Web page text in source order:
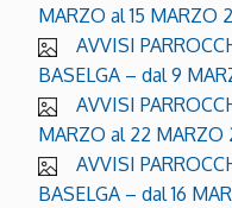
MARZO al 15 MARZO
AVVISI
BASELGA – dal 9
AVVISI
MARZO al 22 MARZO
AVVISI
BASELGA – dal 16